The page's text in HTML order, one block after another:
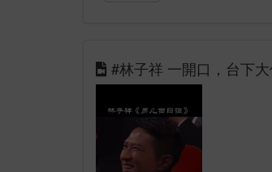
#林子祥 一開口，台下